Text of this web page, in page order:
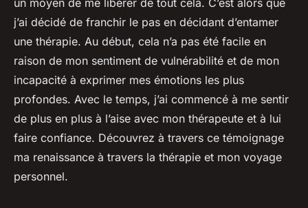
un moyen de me libérer de tout cela. C’est alors que
j’ai décidé de franchir le pas en décidant d’entamer
une thérapie. Au début, cela n’a pas été facile en
raison de mon sentiment de vulnérabilité et de mon
incapacité à exprimer mes émotions les plus
profondes. Avec le temps, j’ai commencé à me sentir
de plus en plus à l’aise avec mon thérapeute et à lui
faire confiance. Découvrez à travers ce témoignage
ma renaissance à travers la thérapie et mon voyage
personnel.